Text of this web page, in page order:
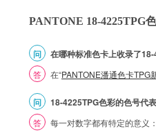
PANTONE 18-4225TPG
问 在哪种标准色卡上收录了
答 在“PANTONE潘通色卡TPG
问 18-4225TPG色彩的色号代
答
每一对数字都有特定的意义